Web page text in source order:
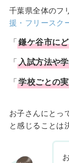
千葉県全体のフ
援・フリースク
「鎌ケ谷市に
「入試方法や
「学校ごとの
お子さんにとっ
と感じることは